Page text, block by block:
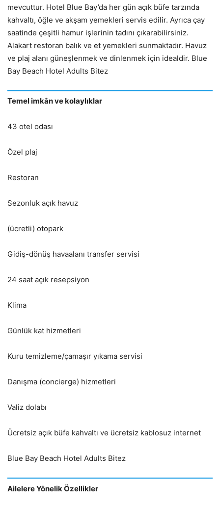
mevcuttur. Hotel Blue Bay’da her gün açık büfe tarzında
kahvaltı, öğle ve akşam yemekleri servis edilir. Ayrıca çay
saatinde çeşitli hamur işlerinin tadını çıkarabilirsiniz.
Alakart restoran balık ve et yemekleri sunmaktadır. Havuz
ve plaj alanı güneşlenmek ve dinlenmek için idealdir. Blue
Bay Beach Hotel Adults Bitez
Temel imkân ve kolaylıklar
43 otel odası
Özel plaj
Restoran
Sezonluk açık havuz
(ücretli) otopark
Gidiş-dönüş havaalanı transfer servisi
24 saat açık resepsiyon
Klima
Günlük kat hizmetleri
Kuru temizleme/çamaşır yıkama servisi
Danışma (concierge) hizmetleri
Valiz dolabı
Ücretsiz açık büfe kahvaltı ve ücretsiz kablosuz internet
Blue Bay Beach Hotel Adults Bitez
Ailelere Yönelik Özellikler